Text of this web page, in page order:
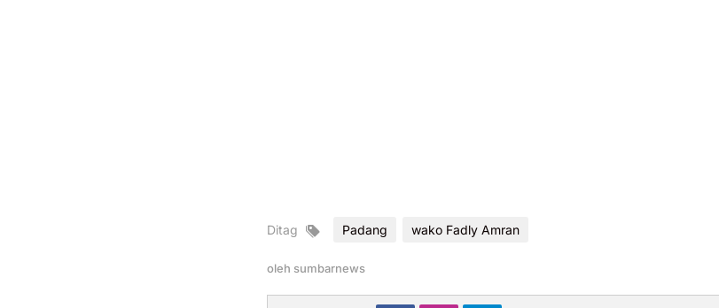
Ditag Padang wako Fadly Amran
oleh sumbarnews